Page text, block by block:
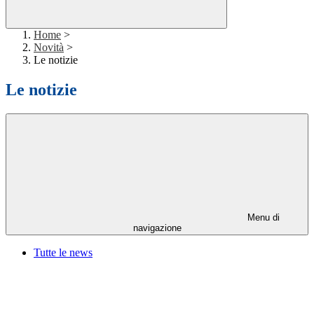
Home >
Novità >
Le notizie
Le notizie
Menu di
navigazione
Tutte le news